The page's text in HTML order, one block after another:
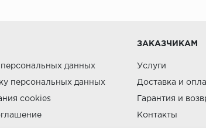
данных
персональных данных
cookies
ЗАКАЗЧИКАМ
Услуги
Доставка и
Гарантия и
Контакты